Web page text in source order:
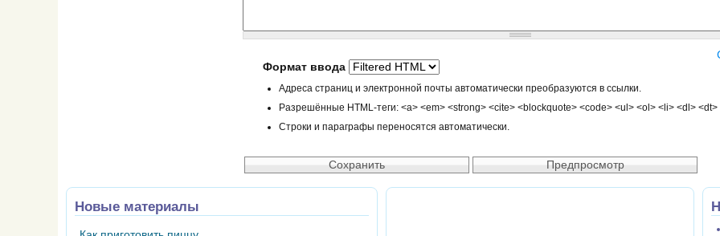
Формат ввода
Адреса страниц и электронной почты автоматически преобразуются в ссылки.
Разрешённые HTML-теги: <a> <em> <strong> <cite> <blockquote> <code> <ul> <ol> <li> <dl> <dt>
Строки и параграфы переносятся автоматически.
Новые материалы